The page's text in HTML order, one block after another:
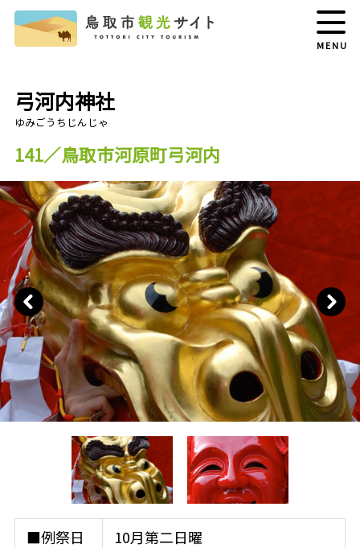
MENU
弓河内神社
141／鳥取市河原町弓河内
■例祭日
10月第二日曜